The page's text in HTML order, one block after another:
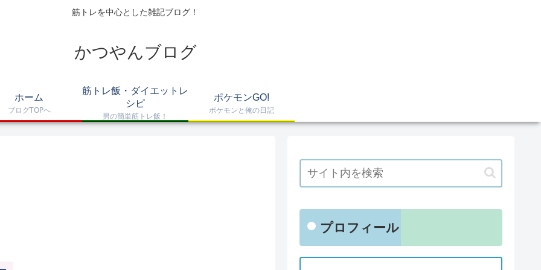
筋トレを中心とした雑記ブログ！
かつやんブログ
ホーム
ブログTOPへ
筋トレ飯・ダイエットレ
シピ
男の簡単筋トレ飯！
ポケモンGO!
ポケモンと俺の日記
プロフィール